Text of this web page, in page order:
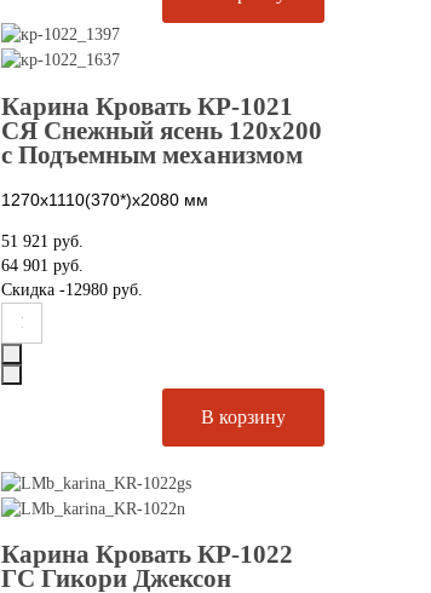
Карина Кровать КР-1021
СЯ Снежный ясень 120х200
с Подъемным механизмом
1270х1110(370*)х2080 мм
51 921 руб.
64 901 руб.
Скидка -12980 руб.
Карина Кровать КР-1022
ГС Гикори Джексон